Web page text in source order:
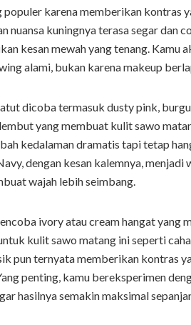
populer karena memberikan kontras
nuansa kuningnya terasa segar dan
kesan mewah yang tenang. Kamu
alami, bukan karena makeup
dicoba termasuk dusty pink,
yang membuat kulit sawo
kedalaman dramatis tapi tetap
dengan kesan kalemnya, menjadi
wajah lebih seimbang.
ivory atau cream hangat
kulit sawo matang ini seperti
pun ternyata memberikan kontras
penting, kamu bereksperimen
hasilnya semakin maksimal